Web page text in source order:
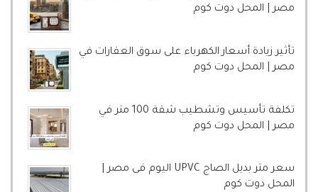
مصر | المحل دوت كوم
تأثير زيادة أسعار الكهرباء على سوق العقارات في
مصر | المحل دوت كوم
تكلفة تأسيس وتشطيب شقة 100 متر في
مصر | المحل دوت كوم
سعر متر بديل الصاج UPVC اليوم فى مصر |
المحل دوت كوم